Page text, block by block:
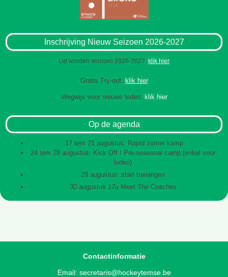
Inschrijving Nieuw Seizoen 2026-2027
Lid worden seizoen 2026-2027: klik hier
Gratis Try-out: klik hier
Wegwijs voor nieuwe leden: klik hier
Op de agenda
17 tem 21 augustus: Rapid zomer kamp
24 tem 28 augustus: Kick Off / Pre-seasonal camp (enkel voor
leden)
28 augustus: start trainingen
30 augustus 17u Meet The Coaches
Contactinformatie
Email: secretaris@hockeytemse.be